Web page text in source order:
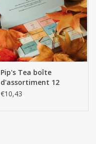
Pip's Tea boîte
d'assortiment 12
goûts
€10,43